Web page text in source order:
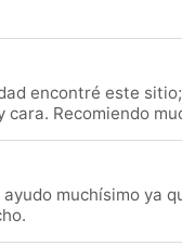
encontré este
Recomiendo
muchísimo ya